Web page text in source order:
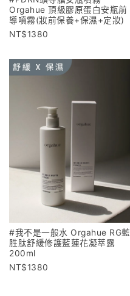
Orgahue 頂級膠原蛋白安瓶前
導噴霧(妝前保養+保濕+定妝)
1380
#我不是一般水 Orgahue RG藍
胜肽舒緩修護藍蓮花凝萃露
200ml
1380